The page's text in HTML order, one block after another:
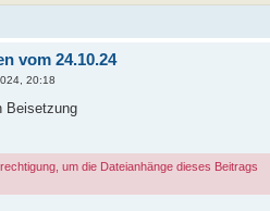
vom 24.10.24
20:18
Beisetzung
um die Dateianhänge dieses Beitrags